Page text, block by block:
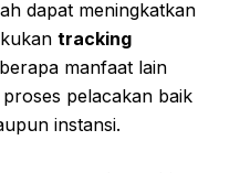
dapat meningkatkan
tracking
manfaat lain
pelacakan baik
instansi.